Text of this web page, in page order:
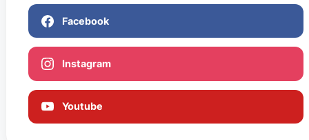
Facebook
Instagram
Youtube